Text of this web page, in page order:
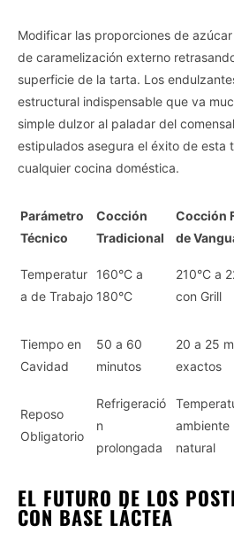
Modificar las proporciones de
de caramelización externo
superficie de la tarta. Los
estructural indispensable que va
simple dulzor al paladar del
estipulados asegura el éxito de esta
cualquier cocina doméstica.
Parámetro
Técnico
Cocción
Tradicional
Cocción
de
Temperatur
a de Trabajo
160°C a
180°C
210°C a
con Grill
Tiempo en
Cavidad
50 a 60
minutos
20 a 25
exactos
Reposo
Obligatorio
Refrigeració
n
prolongada
ambiente
natural
EL FUTURO DE LOS
CON BASE LÁCTEA